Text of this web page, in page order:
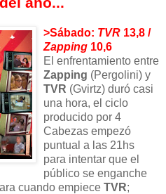
>Sábado: TVR 13,8 /
Zapping 10,6
El enfrentamiento entre
Zapping (Pergolini) y
TVR (Gvirtz) duró casi
una hora, el ciclo
producido por 4
Cabezas empezó
puntual a las 21hs
para intentar que el
público se enganche
cuando empiece TVR;